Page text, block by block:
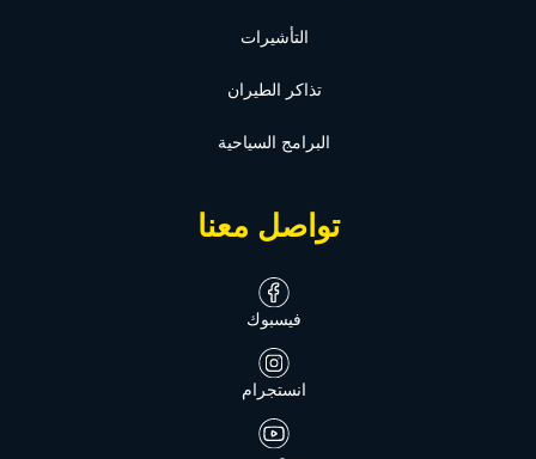
التأشيرات
تذاكر الطيران
البرامج السياحية
تواصل معنا
فيسبوك
انستجرام